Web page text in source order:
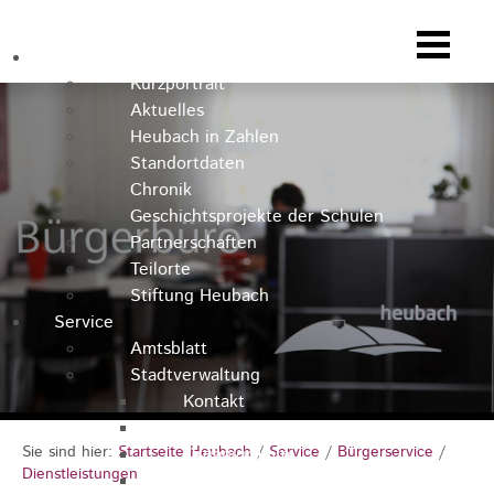
Kurzportrait
Aktuelles
Heubach in Zahlen
Standortdaten
Chronik
Geschichtsprojekte der Schulen
Partnerschaften
Teilorte
Stiftung Heubach
Service
Amtsblatt
Stadtverwaltung
Kontakt
Rathausteam
Organigramm
Sie sind hier: Startseite Heubach / Service / Bürgerservice /
Dienstleistungen